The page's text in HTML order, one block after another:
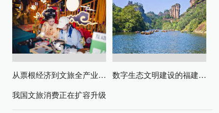
从票根经济到文旅全产业链升级 数字生态文明建设的福建路径与启示
我国文旅消费正在扩容升级